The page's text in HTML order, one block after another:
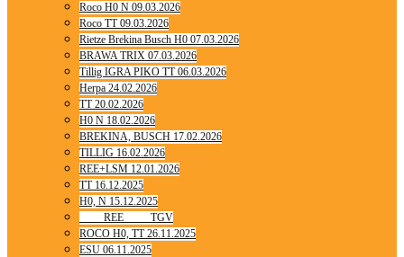
Roco H0 N 09.03.2026
Roco TT 09.03.2026
Rietze Brekina Busch H0 07.03.2026
BRAWA TRIX 07.03.2026
Tillig IGRA PIKO TT 06.03.2026
Herpa 24.02.2026
TT 20.02.2026
H0 N 18.02.2026
BREKINA, BUSCH 17.02.2026
TILLIG 16.02.2026
REE+LSM 12.01.2026
TT 16.12.2025
H0, N 15.12.2025
____ REE ____ TGV
ROCO H0, TT 26.11.2025
ESU 06.11.2025